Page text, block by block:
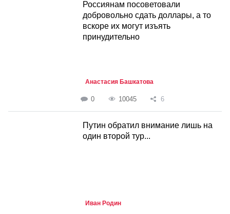
Россиянам посоветовали
добровольно сдать доллары, а то
вскоре их могут изъять
принудительно
Анастасия Башкатова
0 10045 6
Путин обратил внимание лишь на
один второй тур...
Иван Родин